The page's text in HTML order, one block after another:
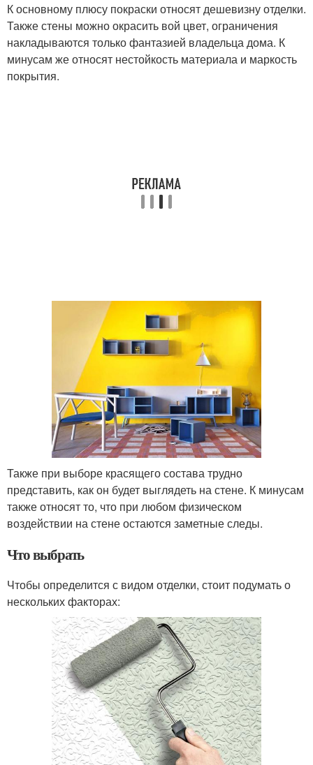
К основному плюсу покраски относят дешевизну отделки.
Также стены можно окрасить вой цвет, ограничения
накладываются только фантазией владельца дома. К
минусам же относят нестойкость материала и маркость
покрытия.
Также при выборе красящего состава трудно
представить, как он будет выглядеть на стене. К минусам
также относят то, что при любом физическом
воздействии на стене остаются заметные следы.
Что выбрать
Чтобы определится с видом отделки, стоит подумать о
нескольких факторах: